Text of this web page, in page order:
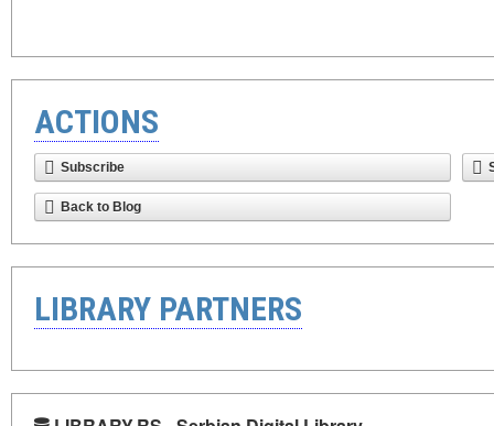
ACTIONS
Subscribe
Back to Blog
LIBRARY PARTNERS